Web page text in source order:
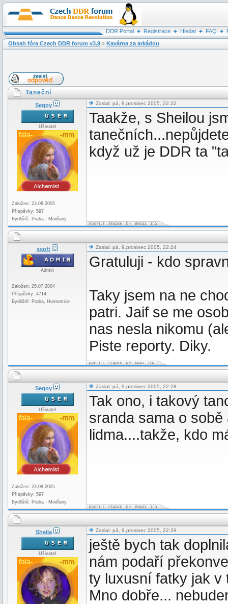
DDR Portal Registrace Hledat FAQ
Obsah fóra Czech DDR forum v3.9 » Kavárna za arkádou
Taneční
Seqoy
Uživatel
Založen: 23.08.2005
Příspěvky: 597
Bydliště: Praha - Modřany
Zaslal: pá, 9.prosinec 2005, 22:22
Taakže, s Sheilou
když už je DDR ta
xsoft
Admin
Založen: 25.07.2004
Příspěvky: 4714
Bydliště: Praha, Hostomice
Zaslal: pá, 9.prosinec 2005, 22:24
Gratuluji - kdo
Taky jsem na ne
patri. Jaif se me
nas nesla nikomu
Piste reporty. Diky.
Seqoy
Uživatel
Založen: 23.08.2005
Příspěvky: 597
Bydliště: Praha - Modřany
Zaslal: pá, 9.prosinec 2005, 22:28
Tak ono, i takový
sranda sama o
lidma....takže, kdo
Sheila
Uživatel
Zaslal: pá, 9.prosinec 2005, 22:29
ještě bych tak
nám podaří
ty luxusní fatky jak
Mno dobře...